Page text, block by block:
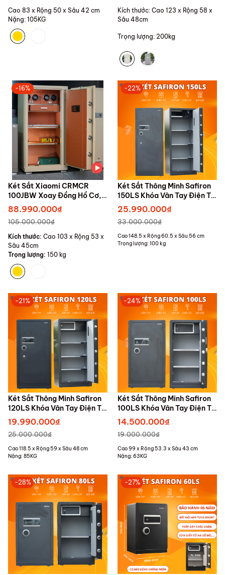
Cao 83 x Rộng 50 x Sâu 42 cm
Nặng: 105KG
Kích thước: Cao 123 x Rộng 58 x
Sâu 48cm
Trọng lượng: 200kg
-16%
Két Sắt Xiaomi CRMCR
100JBW Xoay Đồng Hồ Cơ,
Chống Cháy, Cảnh Báo Trộm
Về Điện Thoại
88.990.000₫
105.000.000₫
Kích thước: Cao 103 x Rộng 53 x
Sâu 45cm
Trọng lượng: 150 kg
-22%
Két Sắt Thông Minh Safiron
150LS Khóa Vân Tay Điện Tử
Kết Nối APP Điện Thoại
25.990.000₫
33.000.000₫
Cao 148.5 x Rộng 60.5 x Sâu 56 cm
Trọng lượng: 100 kg
-21%
Két Sắt Thông Minh Safiron
120LS Khóa Vân Tay Điện Tử
Kết Nối APP Điện Thoại
19.990.000₫
25.000.000₫
Cao 118.5 x Rộng 59 x Sâu 48 cm
Nặng: 85KG
-24%
Két Sắt Thông Minh Safiron
100LS Khóa Vân Tay Điện Tử
Kết Nối APP Điện Thoại
14.500.000₫
19.000.000₫
Cao 99 x Rộng 53.3 x Sâu 43 cm
Nặng: 63KG
-28% -27%